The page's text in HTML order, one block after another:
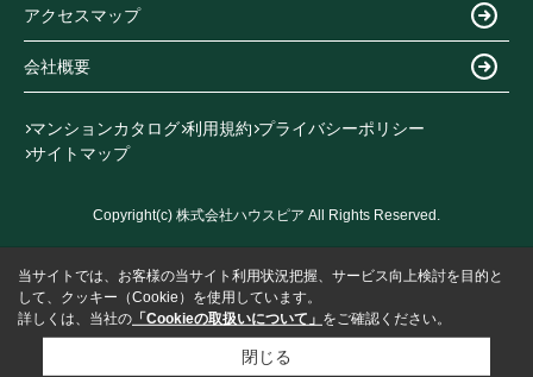
アクセスマップ
会社概要
マンションカタログ 利用規約 プライバシーポリシー
サイトマップ
Copyright(c) 株式会社ハウスピア All Rights Reserved.
当サイトでは、お客様の当サイト利用状況把握、サービス向上検討を目的と
して、クッキー（Cookie）を使用しています。
詳しくは、当社の 「Cookieの取扱いについて」 をご確認ください。
閉じる